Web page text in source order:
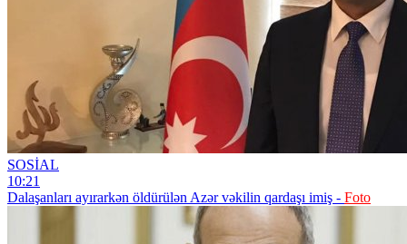
SOSİAL
10:21
Dalaşanları ayırarkən öldürülən Azər vəkilin qardaşı imiş - Foto